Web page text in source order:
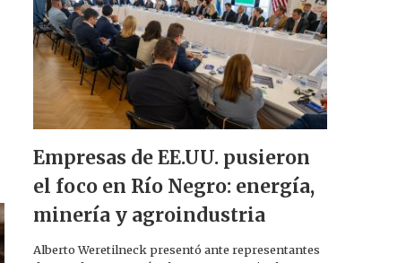
Empresas de EE.UU. pusieron
el foco en Río Negro: energía,
minería y agroindustria
Alberto Weretilneck presentó ante representantes